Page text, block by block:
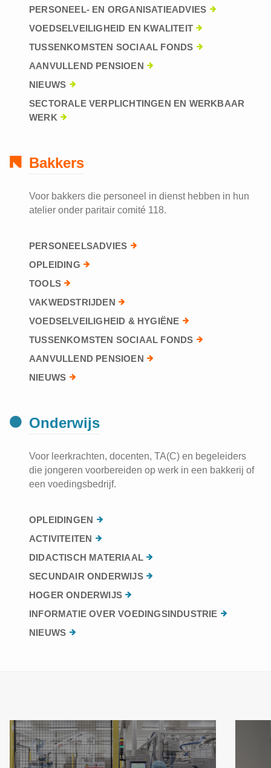
PERSONEEL- EN ORGANISATIEADVIES
VOEDSELVEILIGHEID EN KWALITEIT
TUSSENKOMSTEN SOCIAAL FONDS
AANVULLEND PENSIOEN
NIEUWS
SECTORALE VERPLICHTINGEN EN WERKBAAR
WERK
Bakkers
Voor bakkers die personeel in dienst hebben in hun
atelier onder paritair comité 118.
PERSONEELSADVIES
OPLEIDING
TOOLS
VAKWEDSTRIJDEN
VOEDSELVEILIGHEID & HYGIËNE
TUSSENKOMSTEN SOCIAAL FONDS
AANVULLEND PENSIOEN
NIEUWS
Onderwijs
Voor leerkrachten, docenten, TA(C) en begeleiders
die jongeren voorbereiden op werk in een bakkerij of
een voedingsbedrijf.
OPLEIDINGEN
ACTIVITEITEN
DIDACTISCH MATERIAAL
SECUNDAIR ONDERWIJS
HOGER ONDERWIJS
INFORMATIE OVER VOEDINGSINDUSTRIE
NIEUWS